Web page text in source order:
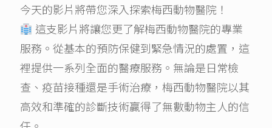
今天的影片將帶您深入探索梅西動物醫院！
這支影片將讓您更了解梅西動物醫院的專業
服務。從基本的預防保健到緊急情況的處置，這
裡提供一系列全面的醫療服務。無論是日常檢
查、疫苗接種還是手術治療，梅西動物醫院以其
高效和準確的診斷技術贏得了無數動物主人的信